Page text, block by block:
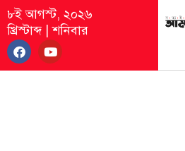
৮ই আগস্ট, ২০২৬
খ্রিস্টাব্দ|শনিবার